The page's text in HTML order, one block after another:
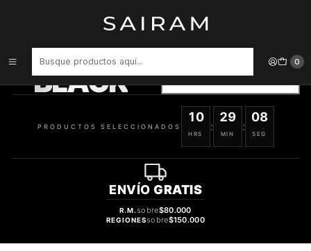
0
BLACK VER OFERTAS
PRODUCTOS SELECCIONADOS
10
HRS
:
29
MIN
:
08
SEG
ENVÍO GRATIS
R.M.sobre$80.000
REGIONESsobre$150.000